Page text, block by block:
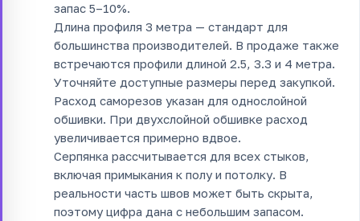
запас 5–10%.
Длина профиля 3 метра — стандарт для
большинства производителей. В продаже также
встречаются профили длиной 2.5, 3.3 и 4 метра.
Уточняйте доступные размеры перед закупкой.
Расход саморезов указан для однослойной
обшивки. При двухслойной обшивке расход
увеличивается примерно вдвое.
Серпянка рассчитывается для всех стыков,
включая примыкания к полу и потолку. В
реальности часть швов может быть скрыта,
поэтому цифра дана с небольшим запасом.